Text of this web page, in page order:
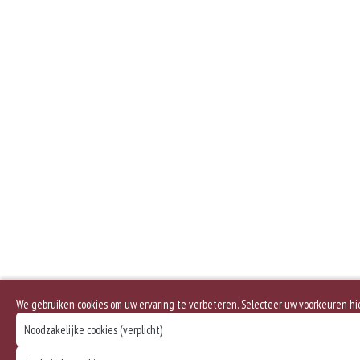
We gebruiken cookies om uw ervaring te verbeteren. Selecteer uw voorkeuren
Noodzakelijke cookies (verplicht)